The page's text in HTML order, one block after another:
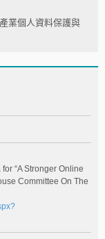
業個人資料保護與
“A Stronger Online
Committee On The